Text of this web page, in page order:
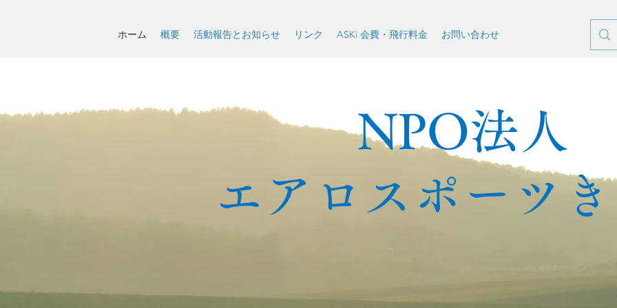
ホーム 概要 活動報告とお知らせ リンク ASKi 会費・飛行料金 お問い合わせ
NPO法人
エアロスポーツ